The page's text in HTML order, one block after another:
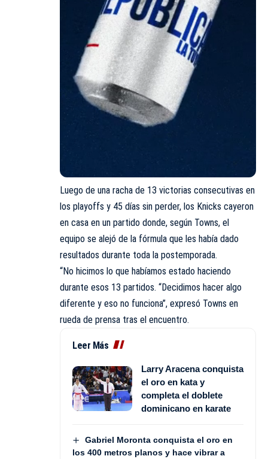
Luego de una racha de 13 victorias consecutivas en
los playoffs y 45 días sin perder, los Knicks cayeron
en casa en un partido donde, según Towns, el
equipo se alejó de la fórmula que les había dado
resultados durante toda la postemporada.
“No hicimos lo que habíamos estado haciendo
durante esos 13 partidos. “Decidimos hacer algo
diferente y eso no funciona”, expresó Towns en
rueda de prensa tras el encuentro.
Leer Más
Larry Aracena conquista
el oro en kata y
completa el doblete
dominicano en karate
Gabriel Moronta conquista el oro en
los 400 metros planos y hace vibrar a